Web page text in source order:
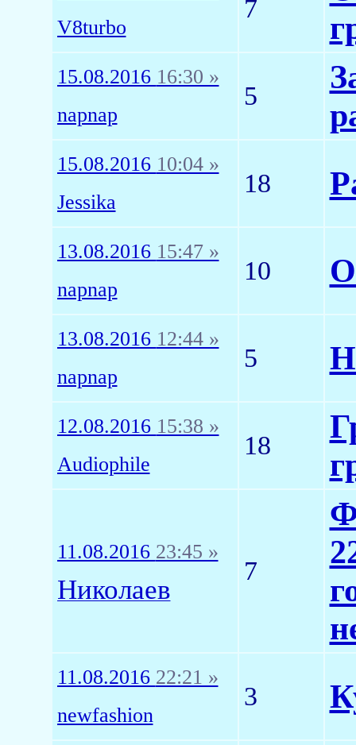
V8turbo
7
15.08.2016 16:30 »
napnap
5
15.08.2016 10:04 »
Jessika
18
13.08.2016 15:47 »
napnap
10
13.08.2016 12:44 »
napnap
5
12.08.2016 15:38 »
Audiophile
18
11.08.2016 23:45 »
Николаев
7
11.08.2016 22:21 »
newfashion
3